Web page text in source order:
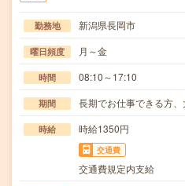
勤務地 新潟県長岡市
曜日頻度 月～金
時間 08:10～17:10
期間 長期でお仕事できる方、
時給 時給1350円
交通費
交通費規定内支給